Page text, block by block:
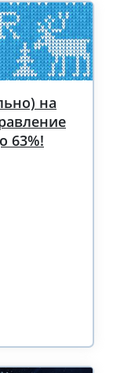
на
63%!